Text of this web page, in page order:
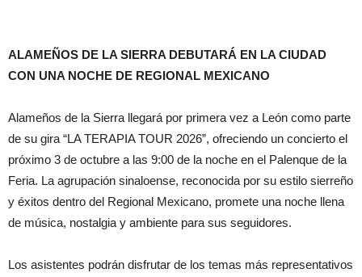
ALAMEÑOS DE LA SIERRA DEBUTARÁ EN LA CIUDAD
CON UNA NOCHE DE REGIONAL MEXICANO
Alameños de la Sierra llegará por primera vez a León como parte
de su gira “LA TERAPIA TOUR 2026”, ofreciendo un concierto el
próximo 3 de octubre a las 9:00 de la noche en el Palenque de la
Feria. La agrupación sinaloense, reconocida por su estilo sierreño
y éxitos dentro del Regional Mexicano, promete una noche llena
de música, nostalgia y ambiente para sus seguidores.
Los asistentes podrán disfrutar de los temas más representativos